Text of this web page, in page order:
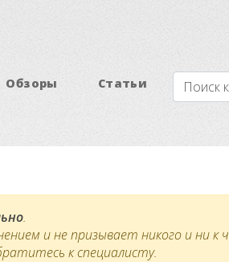
Обзоры Статьи
.
и не призывает никого и ни к
к специалисту.